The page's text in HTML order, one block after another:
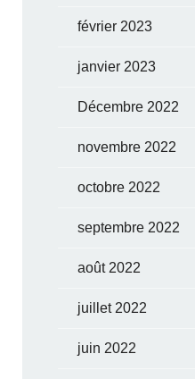
février 2023
janvier 2023
Décembre 2022
novembre 2022
octobre 2022
septembre 2022
août 2022
juillet 2022
juin 2022